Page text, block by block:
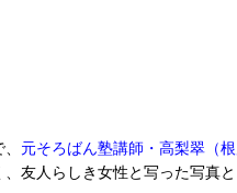
元そろばん塾講師・高梨翠（根
友人らしき女性と写った写真